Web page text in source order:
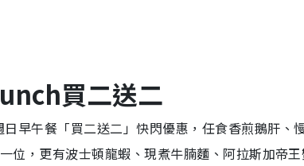
買二送二
早午餐「買二送二」快閃優惠，任食香煎鵝肝、
位，更有波士頓龍蝦、現煮牛腩麵、阿拉斯加帝